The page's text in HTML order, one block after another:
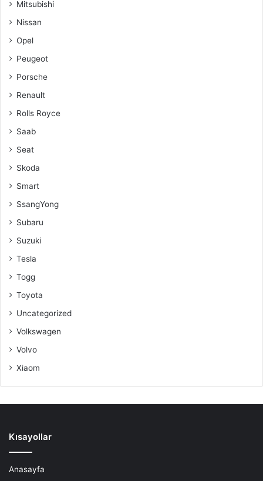
Mitsubishi
Nissan
Opel
Peugeot
Porsche
Renault
Rolls Royce
Saab
Seat
Skoda
Smart
SsangYong
Subaru
Suzuki
Tesla
Togg
Toyota
Uncategorized
Volkswagen
Volvo
Xiaom
Kısayollar
Anasayfa